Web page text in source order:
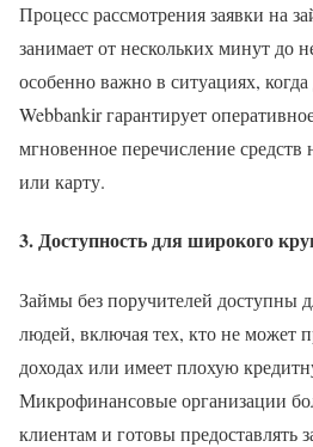
Процесс рассмотрения заявки на
занимает от нескольких минут до
особенно важно в ситуациях,
Webbankir гарантирует
мгновенное перечисление средств
или карту.
3. Доступность для широкого
Займы без поручителей доступны
людей, включая тех, кто не может
доходах или имеет плохую
Микрофинансовые организации
клиентам и готовы предоставлять